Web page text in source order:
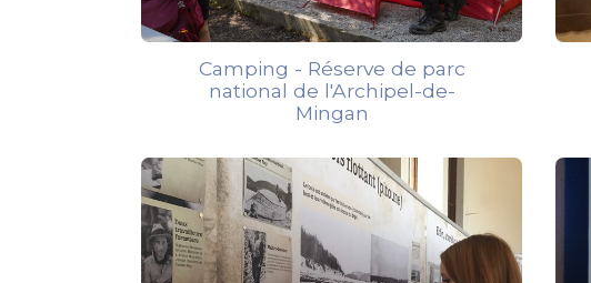
Camping - Réserve de parc
national de l'Archipel-de-
Mingan